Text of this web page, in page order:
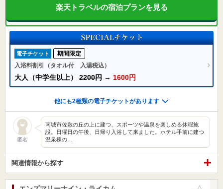
楽天トラベルの宿泊プランを見る
電子チケット
期間限定
入浴料割引（タオル付 入湯税込）
大人（中学生以上） 2200円 → 1600円
他にも2種類の電子チケットがあります
匿名
南城市佐敷の丘の上に建つ、スポーツや温泉を楽しめる休暇施
設。日曜日の午後、日帰り入浴して来ました。ホテル手前に建つ
温泉棟の…
関連情報から探す